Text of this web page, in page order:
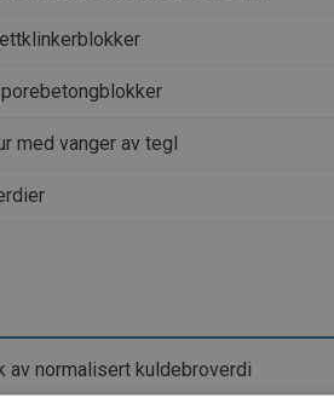
med vanger av tegl
av normalisert kuldebroverdi